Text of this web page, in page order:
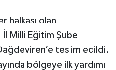
halkası olan
İl Milli Eğitim Şube
teslim edildi.
bölgeye ilk yardımı